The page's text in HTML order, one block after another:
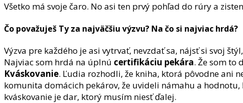
Všetko má svoje čaro. No asi ten prvý pohľad do rúry a
Čo považuješ Ty za najväčšiu výzvu? Na čo si najviac hrdá?
Výzva pre každého je asi vytrvať, nevzdať sa, nájsť si svoj
Najviac som hrdá na úplnú certifikáciu pekára. Že som to
Kváskovanie. Ľudia rozhodli, že kniha, ktorá pôvodne ani
komunita domácich pekárov, že uvideli námahu a
kváskovanie je dar, ktorý musím niesť ďalej.